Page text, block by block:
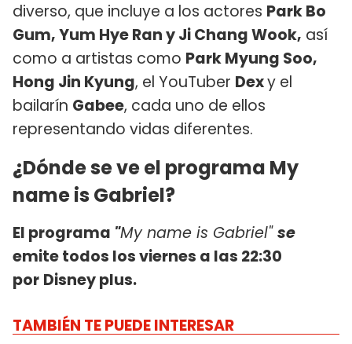
diverso, que incluye a los actores Park Bo
Gum, Yum Hye Ran y Ji Chang Wook, así
como a artistas como Park Myung Soo,
Hong Jin Kyung, el YouTuber Dexy el
bailarín Gabee, cada uno de ellos
representando vidas diferentes.
¿Dónde se ve el programa My
name is Gabriel?
El programa "My name is Gabriel"se
emite todos los viernes a las 22:30
por Disney plus.
TAMBIÉN TE PUEDE INTERESAR